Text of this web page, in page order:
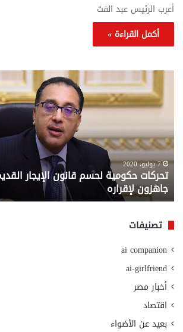
أعرب الرئيس عبد الفت
أكمل القراءة »
تحركات
حكومية
لحسم
قانون
القديم..والبرلمان:
جاهزون
لإقراره
7 يوليو، 2020
تحركات حكومية لحسم قانون الإيجار
جاهزون لإقراره
تصنيفات
ai companion
ai-girlfriend
أخبار مصر
اقتصاد
بعيد عن الأضواء